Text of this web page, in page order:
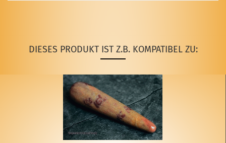
DIESES PRODUKT IST Z.B. KOMPATIBEL ZU: